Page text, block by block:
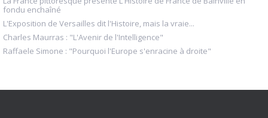
fondu enchaîné
L'Exposition de Versailles dit l'Histoire, mais la vraie...
Charles Maurras : "L'Avenir de l'Intelligence"
Raffaele Simone : "Pourquoi l'Europe s'enracine à droite"